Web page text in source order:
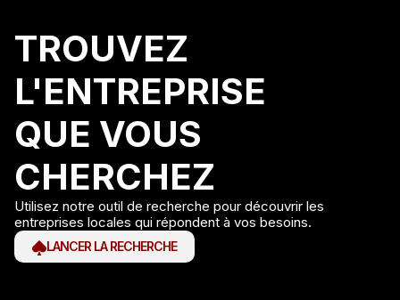
TROUVEZ
L'ENTREPRISE
QUE VOUS
CHERCHEZ
Utilisez notre outil de recherche pour découvrir les
entreprises locales qui répondent à vos besoins.
LANCER LA RECHERCHE